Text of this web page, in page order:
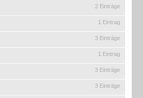
2 Einträge
1 Eintrag
3 Einträge
1 Eintrag
3 Einträge
3 Einträge